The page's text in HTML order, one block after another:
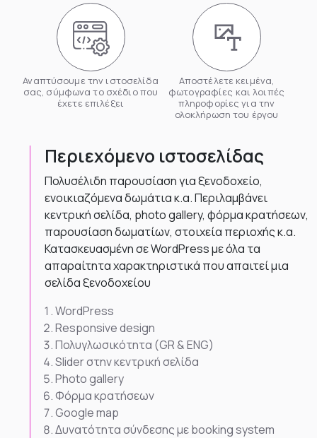
Αναπτύσουμε την ιστοσελίδα
σας, σύμφωνα το σχέδιο που
έχετε επιλέξει
Αποστέλετε κειμένα,
φωτογραφίες και λοιπές
πληροφορίες για την
ολοκλήρωση του έργου
Περιεχόμενο ιστοσελίδας
Πολυσέλιδη παρουσίαση για ξενοδοχείο,
ενοικιαζόμενα δωμάτια κ.α. Περιλαμβάνει
κεντρική σελίδα, photo gallery, φόρμα κρατήσεων,
παρουσίαση δωματίων, στοιχεία περιοχής κ.α.
Κατασκευασμένη σε WordPress με όλα τα
απαραίτητα χαρακτηριστικά που απαιτεί μια
σελίδα ξενοδοχείου
WordPress
Responsive design
Πολυγλωσικότητα (GR & ENG)
Slider στην κεντρική σελίδα
Photo gallery
Φόρμα κρατήσεων
Google map
Δυνατότητα σύνδεσης με booking system